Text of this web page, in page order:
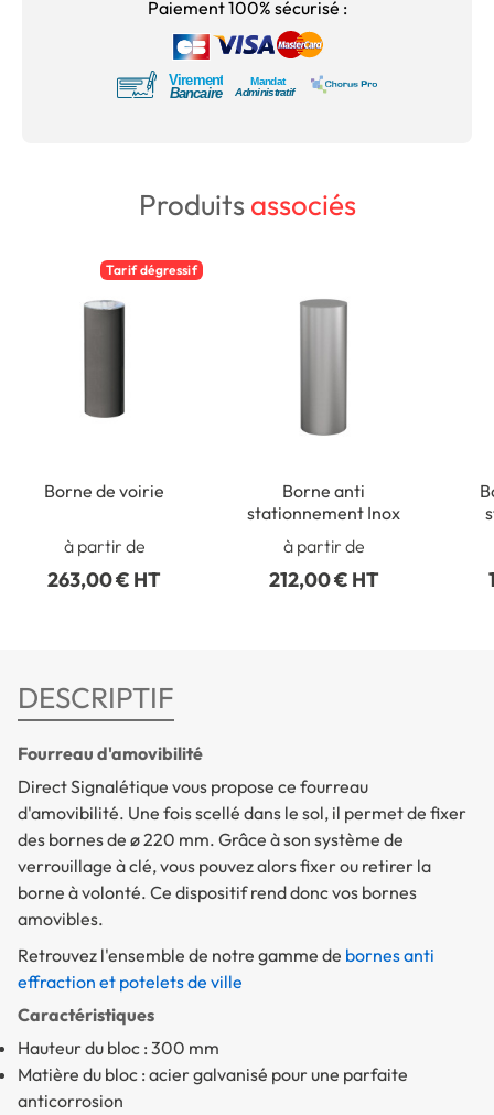
Paiement 100% sécurisé :
Produitsassociés
Tarif dégressif
Borne de voirie
à partir de
263,00 € HT
Borne anti
stationnement Inox
à partir de
212,00 € HT
DESCRIPTIF
Fourreau d'amovibilité
Direct Signalétique vous propose ce fourreau
d'amovibilité. Une fois scellé dans le sol, il permet de fixer
des bornes de ø 220 mm. Grâce à son système de
verrouillage à clé, vous pouvez alors fixer ou retirer la
borne à volonté. Ce dispositif rend donc vos bornes
amovibles.
Retrouvez l'ensemble de notre gamme de bornes anti
effraction et potelets de ville
Caractéristiques
Hauteur du bloc : 300 mm
Matière du bloc : acier galvanisé pour une parfaite
anticorrosion